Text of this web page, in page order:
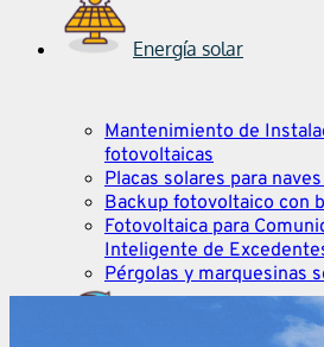
Energía solar
Mantenimiento de
fotovoltaicas
Placas solares para
Backup fotovoltaico con
Fotovoltaica para
Inteligente de
Pérgolas y marquesinas